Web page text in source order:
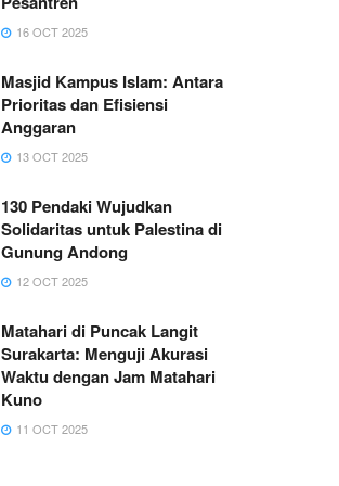
16 OCT 2025
Masjid Kampus Islam: Antara
Prioritas dan Efisiensi
Anggaran
13 OCT 2025
130 Pendaki Wujudkan
Solidaritas untuk Palestina di
Gunung Andong
12 OCT 2025
Matahari di Puncak Langit
Surakarta: Menguji Akurasi
Waktu dengan Jam Matahari
Kuno
11 OCT 2025